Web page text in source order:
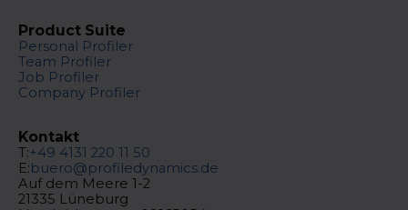
Product Suite
Personal Profiler
Team Profiler
Job Profiler
Company Profiler
Kontakt
T:+49 4131 220 11 50
E:buero@profiledynamics.de
Auf dem Meere 1-2
21335 Lüneburg